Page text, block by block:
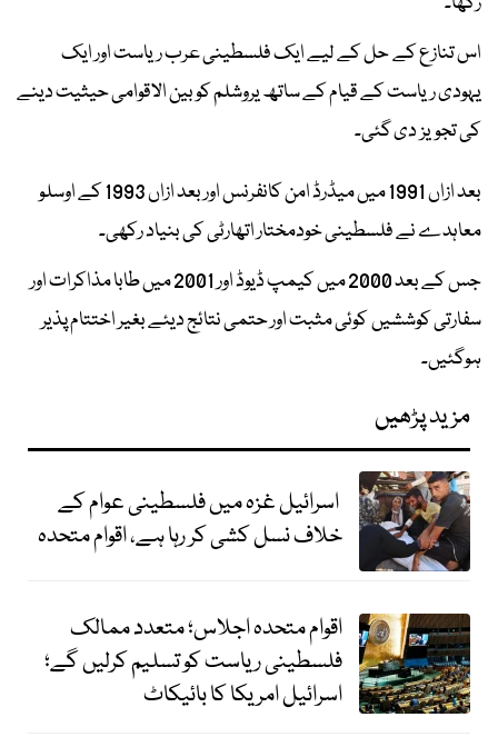
اس تنازع کے حل کے لیے ایک فلسطینی عرب ریاست اور ایک
یہودی ریاست کے قیام کے ساتھ یروشلم کو بین الاقوامی حیثیت دینے
کی تجویز دی گئی۔
بعد ازاں 1991 میں میڈرڈ امن کانفرنس اور بعد ازاں 1993 کے اوسلو
معاہدے نے فلسطینی خودمختار اتھارٹی کی بنیاد رکھی۔
جس کے بعد 2000 میں کیمپ ڈیوڈ اور 2001 میں طابا مذاکرات اور
سفارتی کوششیں کوئی مثبت اور حتمی نتائج دیئے بغیر اختتام پذیر
ہوگئیں۔
مزید پڑھیں
اسرائیل غزہ میں فلسطینی عوام کے
خلاف نسل کشی کر رہا ہے، اقوام متحدہ
اقوام متحدہ اجلاس؛ متعدد ممالک
فلسطینی ریاست کو تسلیم کرلیں گے؛
اسرائیل امریکا کا بائیکاٹ